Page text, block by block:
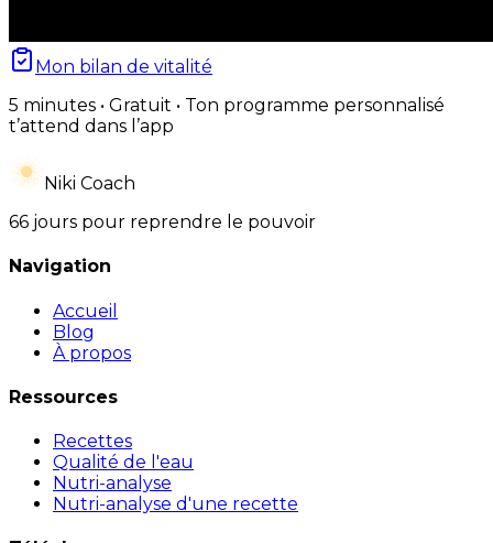
Mon bilan de vitalité
5 minutes • Gratuit • Ton programme personnalisé
t’attend dans l’app
Niki Coach
66 jours pour reprendre le pouvoir
Navigation
Accueil
Blog
À propos
Ressources
Recettes
Qualité de l'eau
Nutri-analyse
Nutri-analyse d'une recette